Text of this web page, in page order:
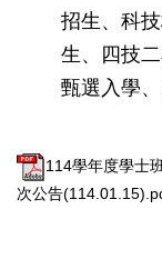
招生、科
生、四技
甄選入學
114學年度學士
次公告